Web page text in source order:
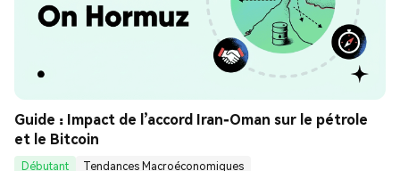
Guide : Impact de l’accord Iran-Oman sur le pétrole
et le Bitcoin
Débutant
Tendances Macroéconomiques